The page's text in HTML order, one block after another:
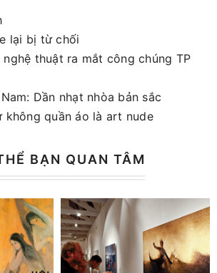
lại bị từ chối
thuật ra mắt công chúng TP
Dần nhạt nhòa bản sắc
không quần áo là art nude
BẠN QUAN TÂM